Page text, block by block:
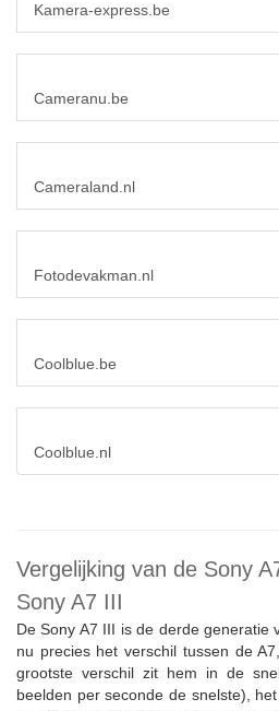
Kamera-express.be
Cameranu.be
Cameraland.nl
Fotodevakman.nl
Coolblue.be
Coolblue.nl
Vergelijking van de Sony
Sony A7 III
De Sony A7 III is de derde generatie
nu precies het verschil tussen de
grootste verschil zit hem in de
beelden per seconde de snelste),